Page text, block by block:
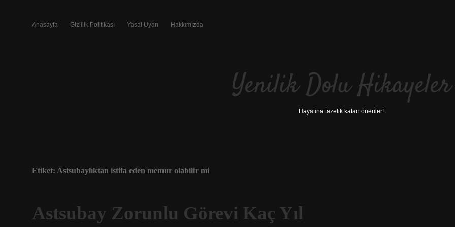
Anasayfa Gizlilik Politikası Yasal Uyarı Hakkımızda
Yenilik Dolu Hikayeler
Hayatına tazelik katan öneriler!
Etiket: Astsubaylıktan istifa eden memur olabilir mi
Astsubay Zorunlu Görevi Kaç Yıl